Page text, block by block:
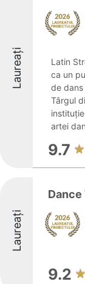
Laureați
Latin
ca un
de
Târgul
artei
9.7
Laureați
Dance
9.2